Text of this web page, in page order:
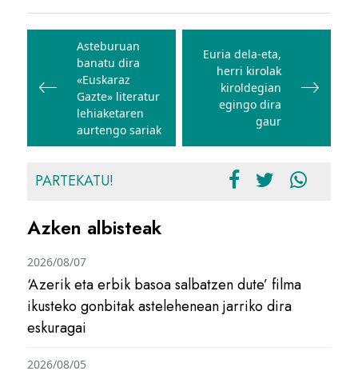
Bidalketetan
zehar
nabigatu
Asteburuan
banatu dira
«Euskaraz
Gazte» literatur
lehiaketaren
aurtengo sariak
Euria dela-eta,
herri kirolak
kiroldegian
egingo dira
gaur
PARTEKATU!
Azken albisteak
‘Azerik eta erbik basoa salbatzen dute’ filma
ikusteko gonbitak astelehenean jarriko dira
eskuragai
2026/08/07
2026/08/05